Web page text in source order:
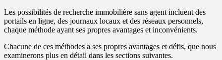
Les possibilités de recherche immobilière sans agent incluent des
portails en ligne, des journaux locaux et des réseaux personnels,
chaque méthode ayant ses propres avantages et inconvénients.
Chacune de ces méthodes a ses propres avantages et défis, que nous
examinerons plus en détail dans les sections suivantes.